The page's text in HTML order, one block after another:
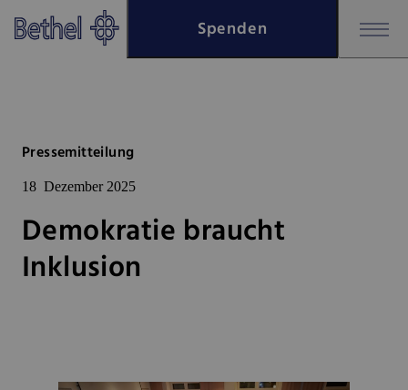
Zum Hauptinhalt springen
Zur Fußzeile springen
Spenden
Pressemitteilung
18 Dezember 2025
Demokratie braucht
Inklusion